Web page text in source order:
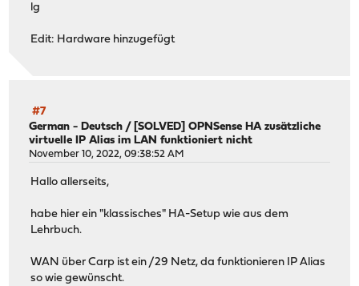
lg
Edit: Hardware hinzugefügt
#7
German - Deutsch / [SOLVED] OPNSense HA zusätzliche
virtuelle IP Alias im LAN funktioniert nicht
November 10, 2022, 09:38:52 AM
Hallo allerseits,
habe hier ein "klassisches" HA-Setup wie aus dem
Lehrbuch.
WAN über Carp ist ein /29 Netz, da funktionieren IP Alias
so wie gewünscht.